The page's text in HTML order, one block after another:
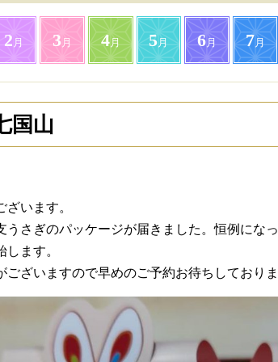
2 月 3 月 4月 5月 6月 7月
国山
ざいます。
うさぎのパッケージが届きました。恒例にな
します。
ございますので早めのご予約お待ちしておりま